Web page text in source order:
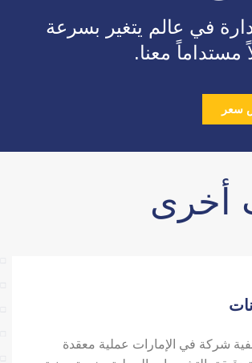
في عالم يتغير بسرعة
مستداماً معنا.
سعر
أخرى
شركة في الإمارات عملية معقدة